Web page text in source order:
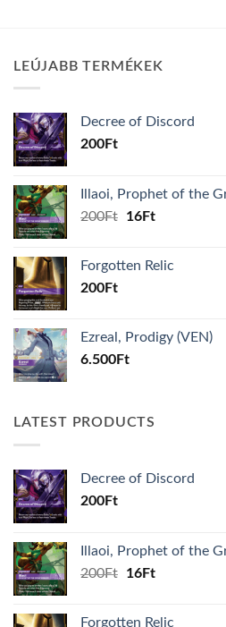
LEÚJABB TERMÉKEK
Decree of Discord
200Ft
Illaoi, Prophet of the
200Ft
Original
200Ft.
16FtCurrent
16Ft.
Forgotten Relic
200Ft
Ezreal, Prodigy (VEN)
6.500Ft
LATEST PRODUCTS
Decree of Discord
200Ft
Illaoi, Prophet of the
200Ft
Original
16FtCurrent
Forgotten Relic